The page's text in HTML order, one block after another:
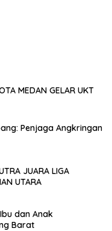
MEDAN GELAR UKT
Penjaga Angkringan
JUARA LIGA
UTARA
dan Anak
Barat